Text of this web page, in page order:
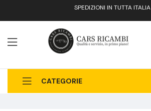
SPEDIZIONI IN TUTTA ITALIA
CATEGORIE